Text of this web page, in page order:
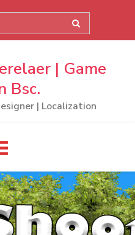
| Game
Bsc.
| Localization